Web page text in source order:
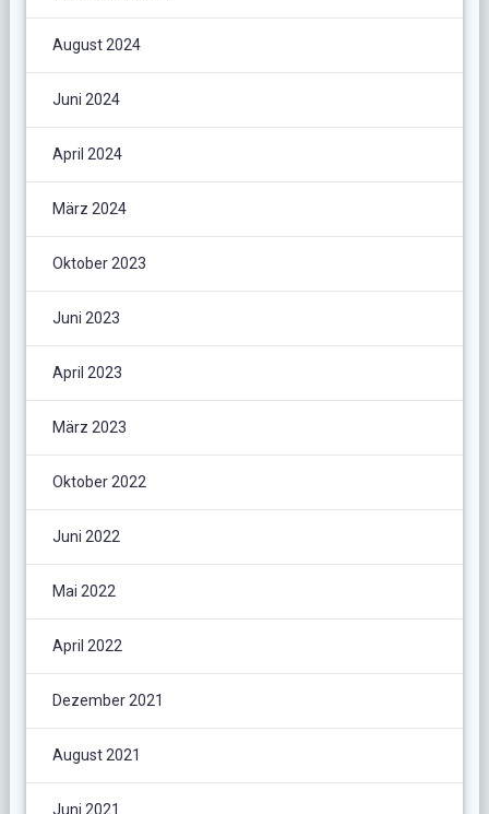
August 2024
Juni 2024
April 2024
März 2024
Oktober 2023
Juni 2023
April 2023
März 2023
Oktober 2022
Juni 2022
Mai 2022
April 2022
Dezember 2021
August 2021
Juni 2021